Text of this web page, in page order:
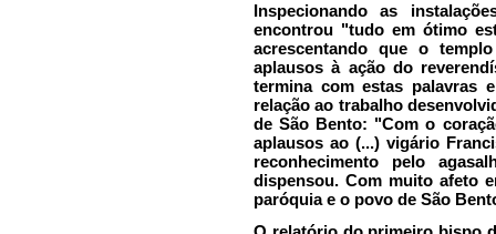
Inspecionando as
encontrou "tudo em ótimo
acrescentando que o
aplausos à ação do
termina com estas palavras
relação ao trabalho
de São Bento: "Com o
aplausos ao (...) vigário
reconhecimento pelo
dispensou. Com muito afeto
paróquia e o povo de São